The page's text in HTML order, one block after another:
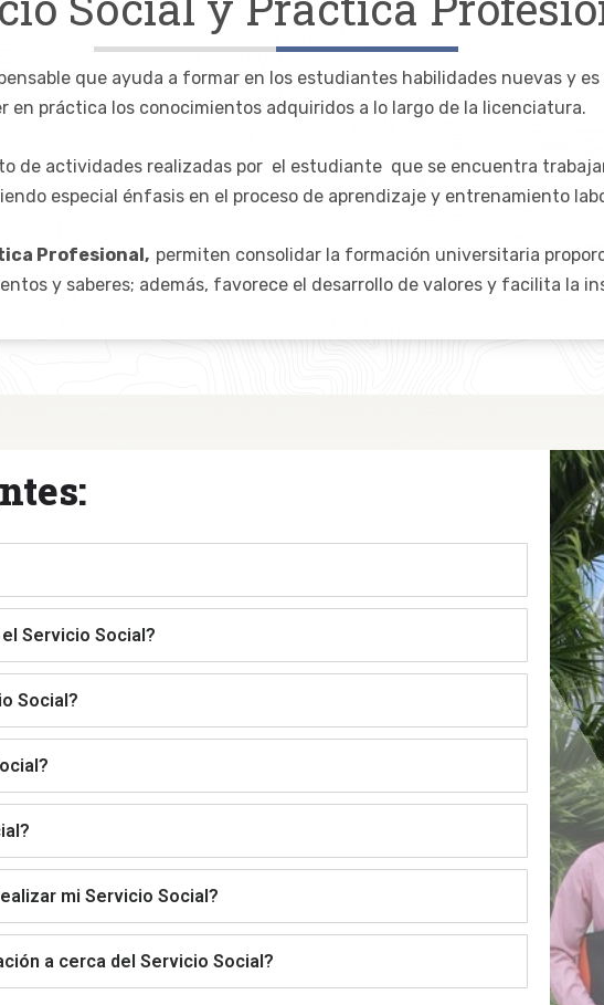
que ayuda a formar en los estudiantes habilidades nuevas y
en práctica los conocimientos adquiridos a lo largo de la licenciatura.
de actividades realizadas por el estudiante que se encuentra
especial énfasis en el proceso de aprendizaje y entrenamiento
Profesional, permiten consolidar la formación universitaria
y saberes; además, favorece el desarrollo de valores y facilita la
Servicio Social?
Social?
mi Servicio Social?
a cerca del Servicio Social?